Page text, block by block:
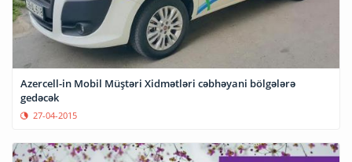
Azercell-in Mobil Müştəri Xidmətləri cəbhəyani bölgələrə
gedəcək
27-04-2015